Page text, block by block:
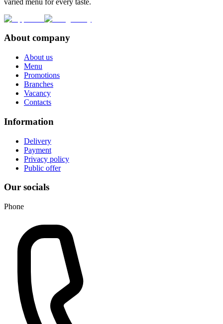
About company
About us
Menu
Promotions
Branches
Vacancy
Contacts
Information
Delivery
Payment
Privacy policy
Public offer
Our socials
Phone